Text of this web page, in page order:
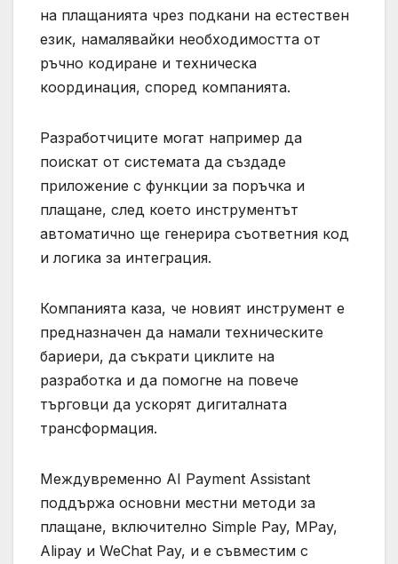
на плащанията чрез подкани на естествен
език, намалявайки необходимостта от
ръчно кодиране и техническа
координация, според компанията.
Разработчиците могат например да
поискат от системата да създаде
приложение с функции за поръчка и
плащане, след което инструментът
автоматично ще генерира съответния код
и логика за интеграция.
Компанията каза, че новият инструмент е
предназначен да намали техническите
бариери, да съкрати циклите на
разработка и да помогне на повече
търговци да ускорят дигиталната
трансформация.
Междувременно AI Payment Assistant
поддържа основни местни методи за
плащане, включително Simple Pay, MPay,
Alipay и WeChat Pay, и е съвместим с